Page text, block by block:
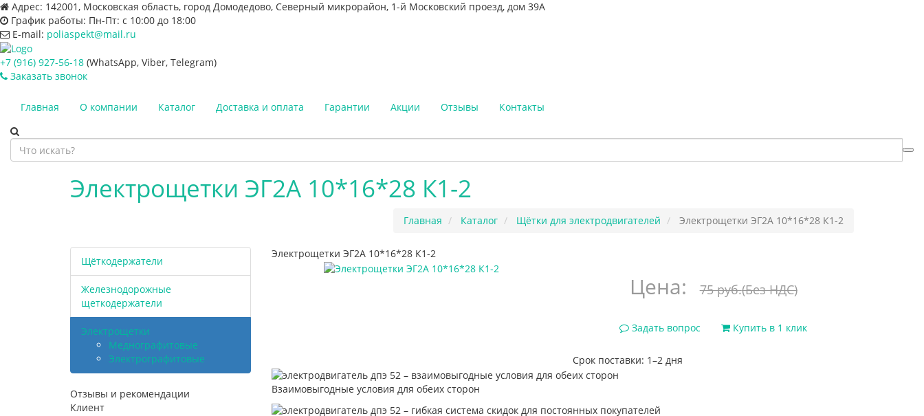
Адрес: 142001, Московская область, город Домодедово, Северный микрорайон, 1-й Московский проезд, дом 39А
График работы: Пн-Пт: с 10:00 до 18:00
E-mail: poliaspekt@mail.ru
+7 (916) 927-56-18 (WhatsApp, Viber, Telegram)
Заказать звонок
Главная О компании Каталог Доставка и оплата Гарантии Акции Отзывы Контакты
Электрощетки ЭГ2А 10*16*28 К1-2
Главная Каталог Щётки для электродвигателей Электрощетки ЭГ2А 10*16*28 К1-2
Щёткодержатели
Железнодорожные
щеткодержатели
Электрощетки
Меднографитовые
Электрографитовые
Отзывы и рекомендации
Клиент
Электрощетки ЭГ2А 10*16*28 К1-2
Цена: 75 руб.(Без НДС)
Задать вопрос Купить в 1 клик
Срок поставки: 1–2 дня
Взаимовыгодные условия для обеих сторон